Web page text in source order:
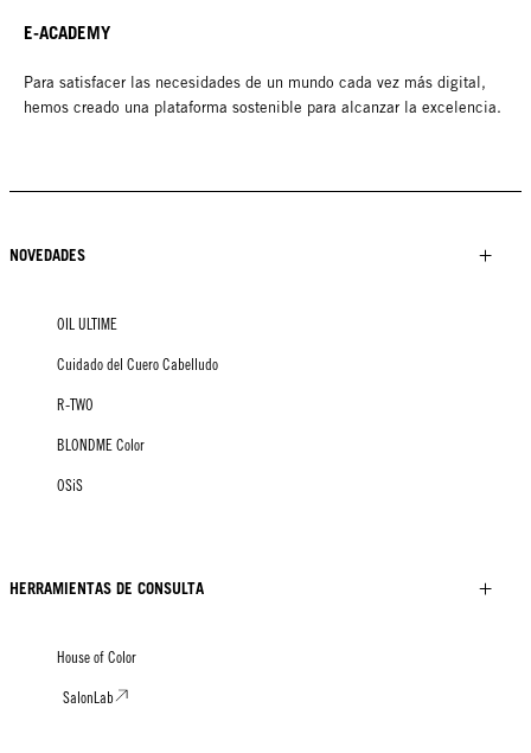
E-ACADEMY
Para satisfacer las necesidades de un mundo cada vez más digital,
hemos creado una plataforma sostenible para alcanzar la excelencia.
NOVEDADES
OIL ULTIME
Cuidado del Cuero Cabelludo
R-TWO
BLONDME Color
OSiS
HERRAMIENTAS DE CONSULTA
House of Color
SalonLab